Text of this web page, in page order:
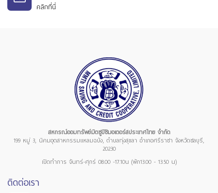
คลิกที่นี่
สหกรณ์ออมทรัพย์มิตซูบิชิมอเตอร์สประเทศไทย จำกัด
199 หมู่ 3, นิคมอุตสาหกรรมแหลมฉบัง, ตำบลทุ่งสุขลา อำเภอศรีราชา จังหวัดชลบุรี,
20230
เปิดทำการ จันทร์-ศุกร์ 08.00 -17.10น (พัก13.00 - 13.50 น)
ติดต่อเรา